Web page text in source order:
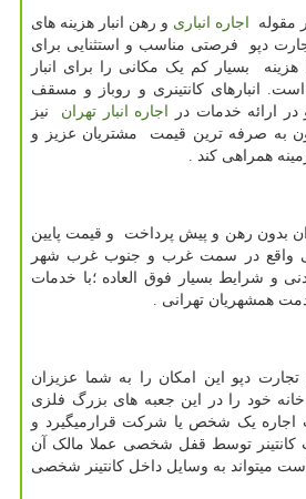
مقوله اجاره انباری و رهن انبار هزینه های
دپو فرصتی مناسب و استثنایی برای
بسیار کم یک مکانی را برای انبار
است. انبارهای کانتینری و روباز و مسقف
ارائه خدمات در
اجاره انبار تهران نیز
به صرفه ترین قیمت مشتریان عزیز و
همراهی کند .
بدون رهن و پیش پرداخت و قیمت پایین
واقع در سمت غرب و جنوب غرب شهر
و شرایط بسیار فوق العاده ؛با خدمات
همشهریان تهرانی .
تجارت دپو این امکان را به شما عزیزان
خانه خود را در این جعبه های بزرگ فلزی
تحت اجاره یک شخص یا شرکت قرارمیگیرد و
توسط قفل شخصی عملا مالک آن
میتواند به وسایل داخل کانتینر شخصی